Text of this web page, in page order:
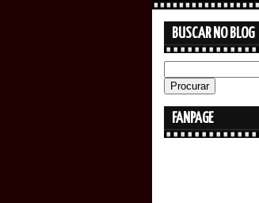
BUSCAR NO BLOG
FANPAGE